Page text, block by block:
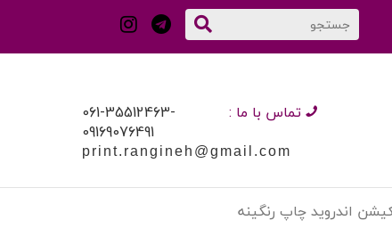
تماس با ما : 061-35512463-
09169076491
print.rangineh@gmail.com
اندروید چاپ رنگینه